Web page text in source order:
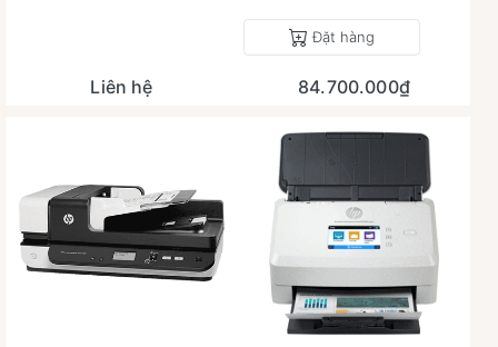
Liên hệ
Đặt hàng
84.700.000₫